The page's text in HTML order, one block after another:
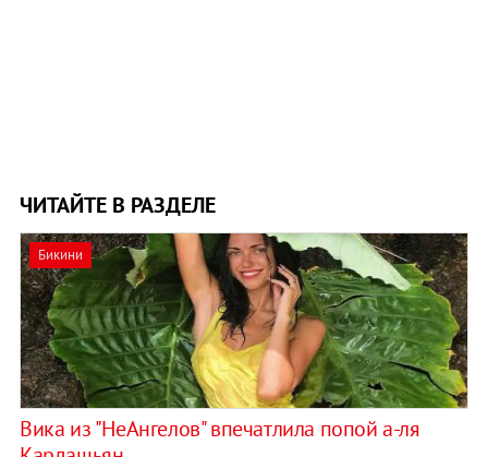
ЧИТАЙТЕ В РАЗДЕЛЕ
Бикини
Вика из "НеАнгелов" впечатлила попой а-ля